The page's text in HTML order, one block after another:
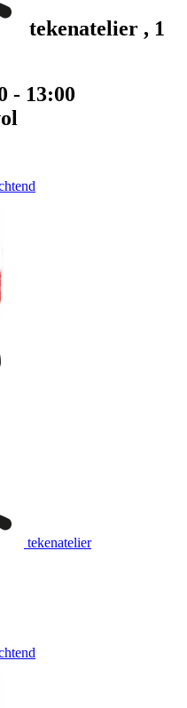
tekenatelier , 1
- 13:00
tekenatelier